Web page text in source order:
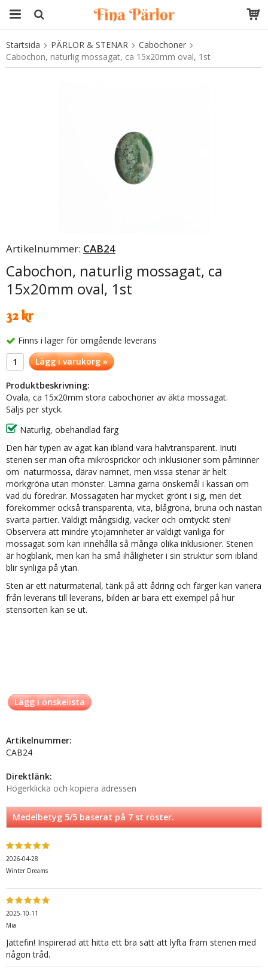
Produkten har blivit tillagd i varukorgen
Startsida PÄRLOR & STENAR
Cabochoner
Cabochon, naturlig mossagat, ca 15x20mm oval, 1st
Artikelnummer: CAB24
Cabochon, naturlig mossagat, ca
15x20mm oval, 1st
32 kr
Finns i lager för omgående leverans
Lägg i varukorg »
Produktbeskrivning:
Ovala, ca 15x20mm stora cabochoner av äkta mossagat.
Säljs per styck.
Naturlig, obehandlad färg
Den här typen av agat kan ibland vara halvtransparent. Inuti
stenen ser man ofta mikrosprickor och inklusioner som påminner
om naturmossa, därav namnet, men vissa stenar är helt
mörkgröna utan mönster. Lämna gärna önskemål i kassan om
vad du föredrar. Mossagaten har mycket grönt i sig, men det
förekommer också transparenta, vita, blågröna, bruna och nästan
svarta partier. Väldigt mångsidig, vacker och omtyckt sten!
Observera att mindre ytojämnheter är väldigt vanliga för
mossagat som kan innehålla så många olika inklusioner. Stenen
är högblank, men kan ha små ihåligheter i sin struktur som ibland
blir synliga på ytan.
Sten är ett naturmaterial, tänk på att ådring och färger kan variera
från leverans till leverans, bilden är bara ett exempel på hur
stensorten kan se ut.
Lägg i önskelista
Artikelnummer:
CAB24
Direktlänk:
Högerklicka och kopiera adressen
Medelbetyg5/5 baserat på7st röster.
2026-04-28
Winter Dreams
2025-10-11
Mia
Jättefin! Inspirerad att hitta ett bra sätt att lyfta fram stenen med
någon tråd.